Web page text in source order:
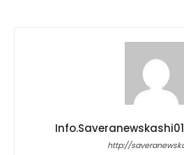
http://